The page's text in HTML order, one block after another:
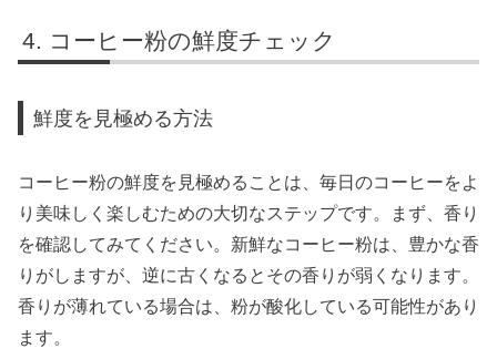
コーヒー粉の鮮度チェック
鮮度を見極める方法
コーヒー粉の鮮度を見極めることは、毎日のコーヒーをよ
り美味しく楽しむための大切なステップです。まず、香り
を確認してみてください。新鮮なコーヒー粉は、豊かな香
りがしますが、逆に古くなるとその香りが弱くなります。
香りが薄れている場合は、粉が酸化している可能性があり
ます。